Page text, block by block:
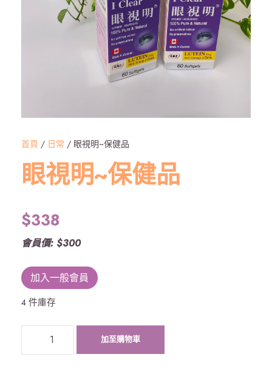
首頁 / 日常 / 眼視明~保健品
眼視明~保健品
$338
會員價: $300
加入一般會員
4 件庫存
加至購物車